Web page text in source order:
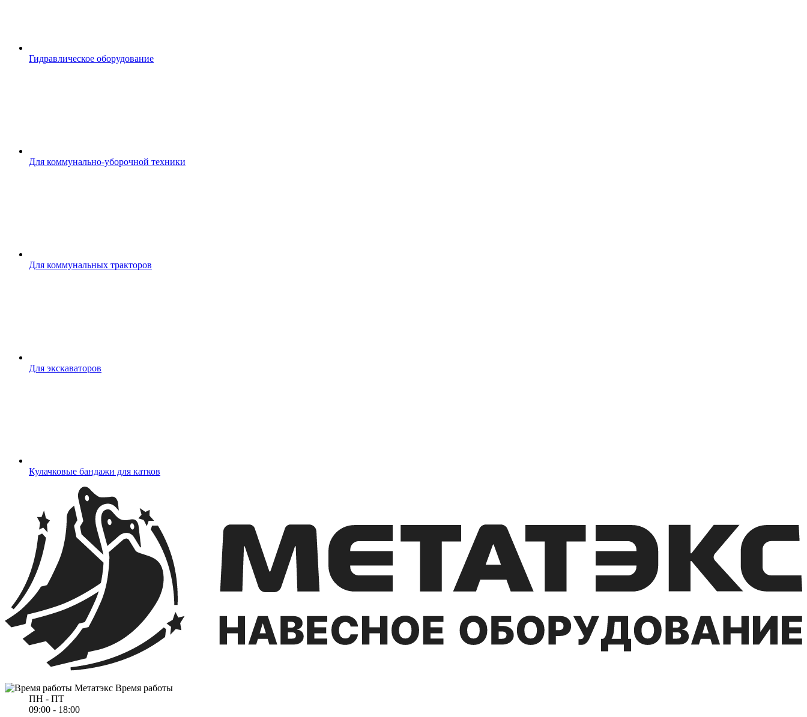
Гидравлическое оборудование
Для коммунально-уборочной техники
Для коммунальных тракторов
Для экскаваторов
Кулачковые бандажи для катков
Время работы
ПН - ПТ
09:00 - 18:00